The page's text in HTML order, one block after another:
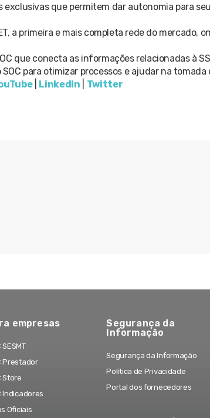
que permitem dar autonomia para
a primeira e mais completa rede do mercado,
que conecta as informações relacionadas à
para otimizar processos e ajudar na tomada
| LinkedIn Twitter
empresas
SESMT
Prestador
Store
Indicadores
Oficiais
Segurança da
Informação
Segurança da Informação
Política de Privacidade
Portal dos fornecedores